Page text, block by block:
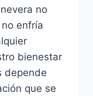
no
enfría
bienestar
depende
que se